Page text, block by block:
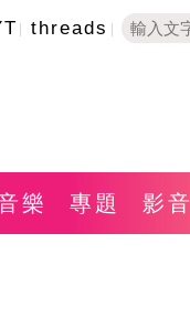
threads
樂 專題 影音